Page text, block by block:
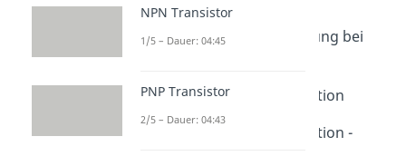
Dauer: 03:12
Stern- und Dreieck-Schaltung bei
Stern-Dreieck-Transformation
Dauer: 04:48
Stern-Dreieck-Transformation -
NPN Transistor
1/5 – Dauer: 04:45
PNP Transistor
2/5 – Dauer: 04:43